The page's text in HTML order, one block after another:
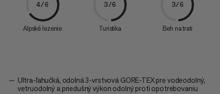
4/6
Alpské lezenie
3/6
Turistika
3/6
Beh na trati
Ultra-ľahučká, odolná 3-vrstvová GORE-TEX pre vodeodolný,
vetruodolný a priedušný výkon odolný proti opotrebovaniu